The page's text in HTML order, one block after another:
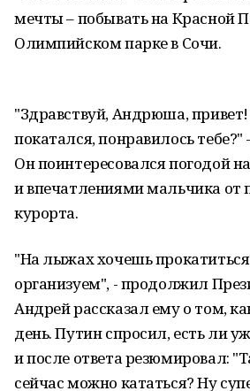
мечты – побывать на Красной
Олимпийском парке в Сочи.
"Здравствуй, Андрюша,
покатался, понравилось
Он поинтересовался погодой
и впечатлениями мальчика от
курорта.
"На лыжах хочешь
организуем", - продолжил
Андрей рассказал ему о том,
день. Путин спросил, есть ли
и после ответа резюмировал:
сейчас можно кататься? Ну